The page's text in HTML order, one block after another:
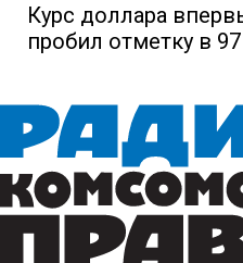
Курс доллара
пробил отметку в